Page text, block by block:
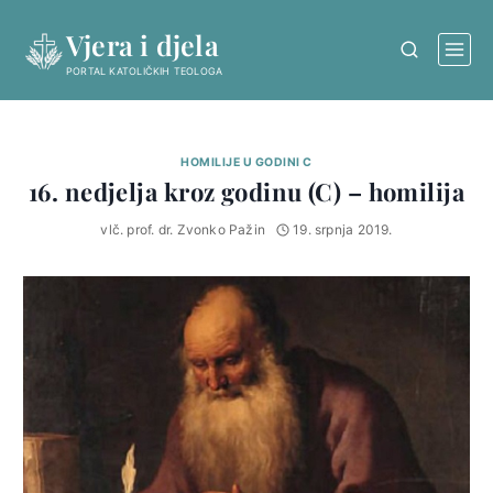
content
Vjera i djela
PORTAL KATOLIČKIH TEOLOGA
HOMILIJE U GODINI C
16. nedjelja kroz godinu (C) – homilija
vlč. prof. dr. Zvonko Pažin 19. srpnja 2019.